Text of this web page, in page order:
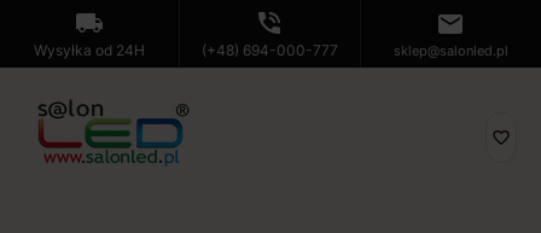
local_shipping
Wysyłka od 24H
phone_in_talk
(+48) 694-000-777
mail
sklep@salonled.pl
favorite_border